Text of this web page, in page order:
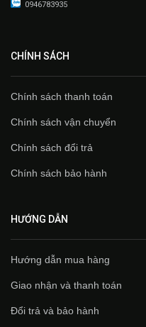
0946783935
CHÍNH SÁCH
Chính sách thanh toán
Chính sách vận chuyển
Chính sách đổi trả
Chính sách bảo hành
HƯỚNG DẪN
Hướng dẫn mua hàng
Giao nhận và thanh toán
Đổi trả và bảo hành